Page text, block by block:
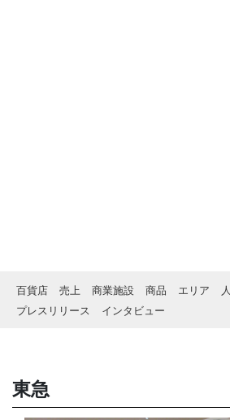
百貨店 売上 商業施設 商品 エリア
プレスリリース
インタビュー
東急